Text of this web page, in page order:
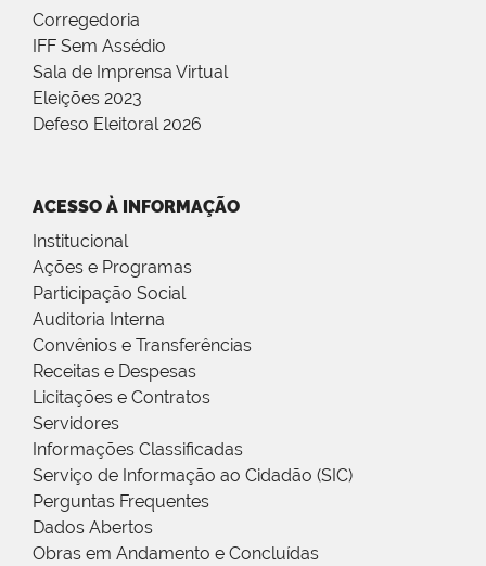
Corregedoria
IFF Sem Assédio
Sala de Imprensa Virtual
Eleições 2023
Defeso Eleitoral 2026
ACESSO À INFORMAÇÃO
Institucional
Ações e Programas
Participação Social
Auditoria Interna
Convênios e Transferências
Receitas e Despesas
Licitações e Contratos
Servidores
Informações Classificadas
Serviço de Informação ao Cidadão (SIC)
Perguntas Frequentes
Dados Abertos
Obras em Andamento e Concluídas